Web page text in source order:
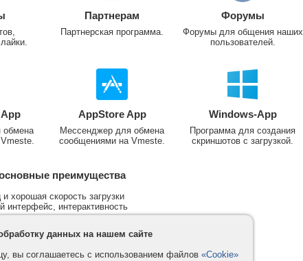
Партнерам
Партнерская программа.
Форумы
Форумы для общения наших
пользователей.
обмена
AppStore App
Мессенджер для обмена
сообщениями на Vmeste.
Windows-App
Программа для создания
скриншотов с загрузкой.
преимущества
хорошая скорость загрузки
интерфейс, интерактивность
рекламу
сообществах
типов и больших файлов
данных на нашем сайте
вы соглашаетесь с использованием файлов «Cookie»